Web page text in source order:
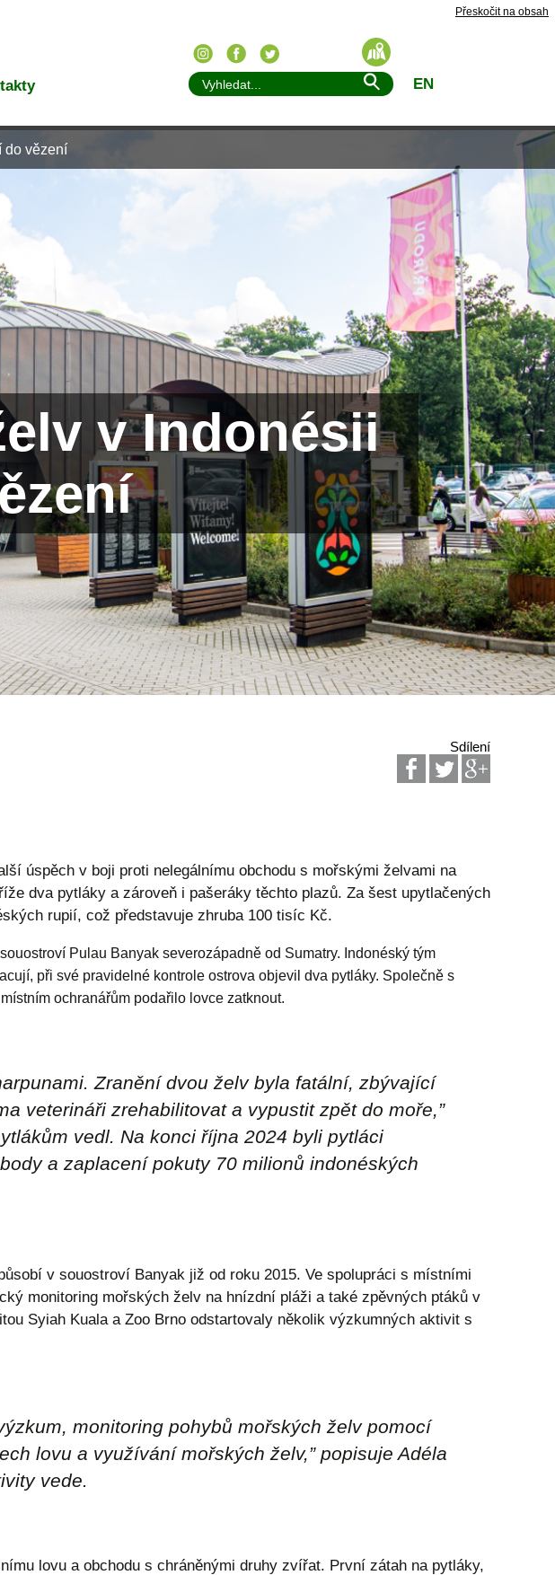
Přeskočit na obsah
EN
do vězení
v Indonésii
Sdílení
úspěch v boji proti nelegálnímu obchodu s mořskými želvami na
dva pytláky a zároveň i pašeráky těchto plazů. Za šest upytlačených
rupií, což představuje zhruba 100 tisíc Kč.
Pulau Banyak severozápadně od Sumatry. Indonéský tým
při své pravidelné kontrole ostrova objevil dva pytláky. Společně s
ochranářům podařilo lovce zatknout.
Zranění dvou želv byla fatální, zbývající
veterináři zrehabilitovat a vypustit zpět do moře,”
vedl. Na konci října 2024 byli pytláci
a zaplacení pokuty 70 milionů indonéských
v souostroví Banyak již od roku 2015. Ve spolupráci s místními
monitoring mořských želv na hnízdní pláži a také zpěvných ptáků v
Syiah Kuala a Zoo Brno odstartovaly několik výzkumných aktivit s
monitoring pohybů mořských želv pomocí
lovu a využívání mořských želv,” popisuje Adéla
vede.
lovu a obchodu s chráněnými druhy zvířat. První zátah na pytláky,